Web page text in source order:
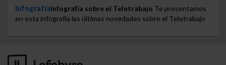
InfografíaInfografía sobre el Teletrabajo Te presentamos
en esta infografía las últimas novedades sobre el Teletrabajo